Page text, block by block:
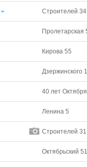
Строителей 34
Пролетарская
Кирова 55
Дзержинского
40 лет
Ленина 5
Строителей 31
Октябрьский 51